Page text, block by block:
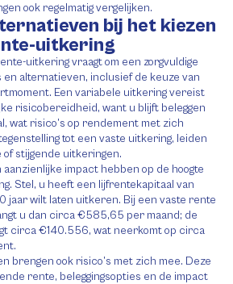
ook regelmatig vergelijken.
bij het kiezen
uitkering
uitkering vraagt om een zorgvuldige
en alternatieven, inclusief de keuze van
Een variabele uitkering vereist
risicobereidheid, want u blijft beleggen
wat risico’s op rendement met zich
tot een vaste uitkering, leiden
stijgende uitkeringen.
impact hebben op de hoogte
Stel, u heeft een lijfrentekapitaal van
jaar wilt laten uitkeren. Bij een vaste rente
u dan circa €585,65 per maand; de
circa €140.556, wat neerkomt op circa
brengen ook risico’s met zich mee. Deze
rente, beleggingsopties en de impact